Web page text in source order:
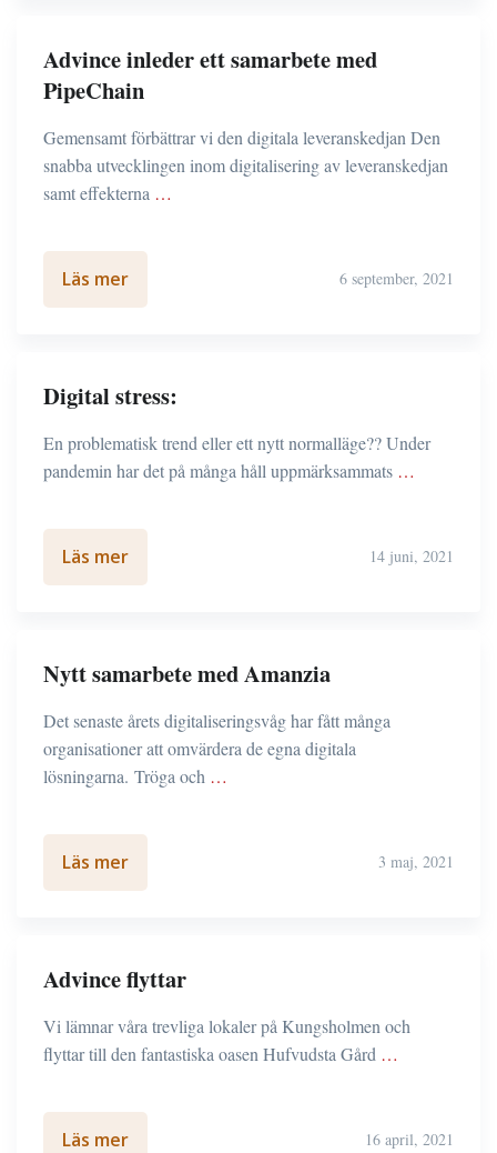
Advince inleder ett samarbete med
PipeChain
Gemensamt förbättrar vi den digitala leveranskedjan Den
snabba utvecklingen inom digitalisering av leveranskedjan
samt effekterna …
Läs mer 6 september, 2021
Digital stress:
En problematisk trend eller ett nytt normalläge?? Under
pandemin har det på många håll uppmärksammats …
Läs mer 14 juni, 2021
Nytt samarbete med Amanzia
Det senaste årets digitaliseringsvåg har fått många
organisationer att omvärdera de egna digitala
lösningarna. Tröga och …
Läs mer 3 maj, 2021
Advince flyttar
Vi lämnar våra trevliga lokaler på Kungsholmen och
flyttar till den fantastiska oasen Hufvudsta Gård …
Läs mer 16 april, 2021